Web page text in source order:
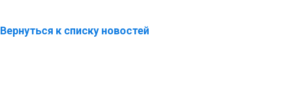
Вернуться к списку новостей